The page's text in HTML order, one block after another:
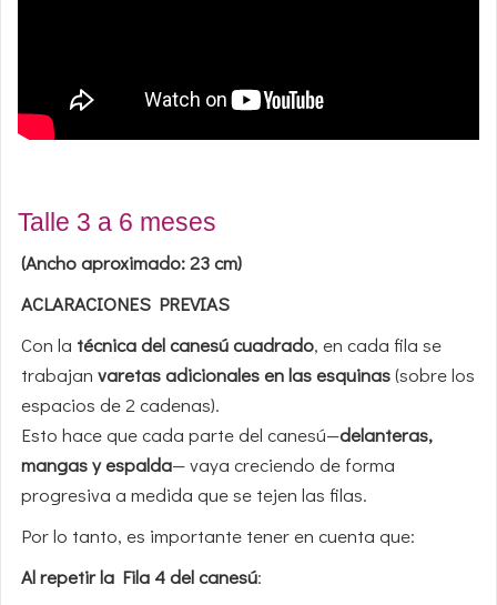
Talle 3 a 6 meses
(Ancho aproximado: 23 cm)
ACLARACIONES PREVIAS
Con la técnica del canesú cuadrado, en cada fila se
trabajan varetas adicionales en las esquinas(sobre los
espacios de 2 cadenas).
Esto hace que cada parte del canesú—delanteras,
mangas y espalda— vaya creciendo de forma
progresiva a medida que se tejen las filas.
Por lo tanto, es importante tener en cuenta que:
Al repetir la Fila 4 del canesú: